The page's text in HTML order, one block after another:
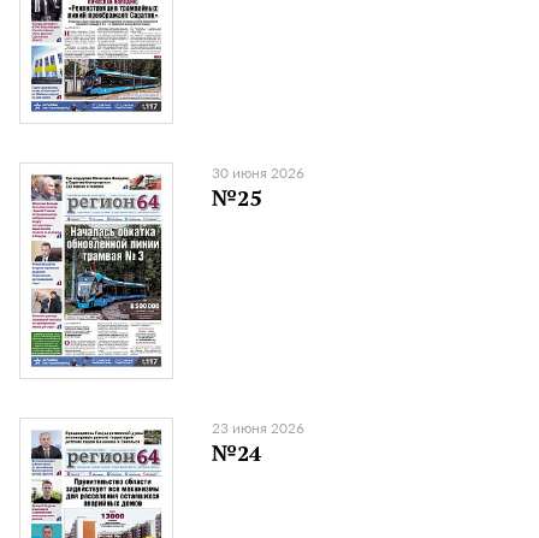
30 июня 2026
№25
23 июня 2026
№24